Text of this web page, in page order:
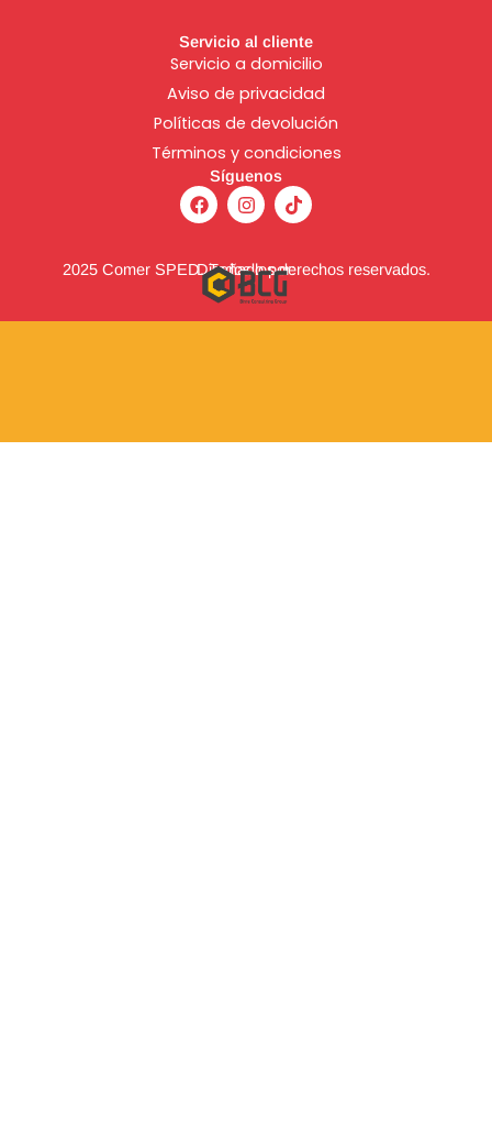
Servicio al cliente
Servicio a domicilio
Aviso de privacidad
Políticas de devolución
Términos y condiciones
Síguenos
F
a
c
b
o
o
k
I
n
s
a
g
r
a
T
i
k
o
2025 Comer SPED. Todos los derechos reservados.
Diseñado por: